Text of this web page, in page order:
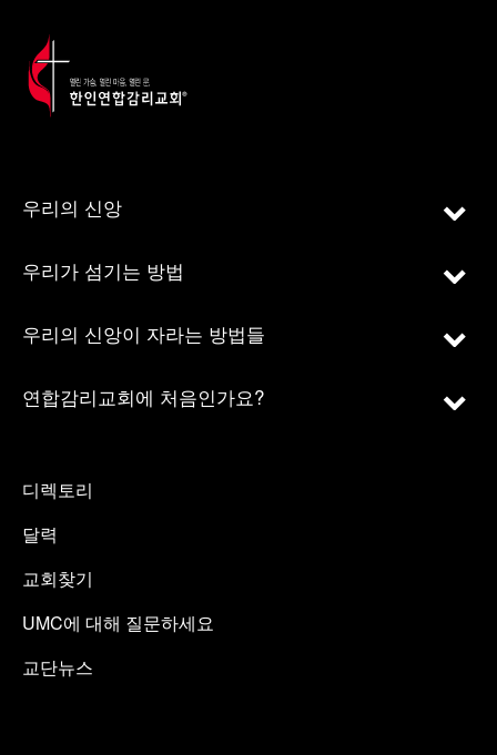
우리의 신앙
우리가 섬기는 방법
우리의 신앙이 자라는 방법들
연합감리교회에 처음인가요?
디렉토리
달력
교회찾기
UMC에 대해 질문하세요
교단뉴스